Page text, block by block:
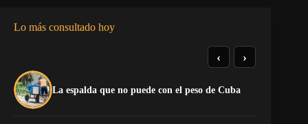
Lo más consultado hoy
La espalda que no puede con el peso de Cuba
‹ ›